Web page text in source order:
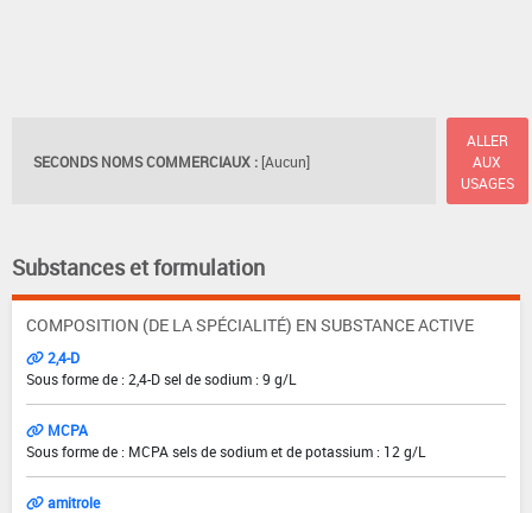
SECONDS NOMS COMMERCIAUX : [Aucun]
ALLER
AUX
USAGES
Substances et formulation
COMPOSITION (DE LA SPÉCIALITÉ) EN SUBSTANCE ACTIVE
2,4-D
Sous forme de : 2,4-D sel de sodium : 9 g/L
MCPA
Sous forme de : MCPA sels de sodium et de potassium : 12 g/L
amitrole